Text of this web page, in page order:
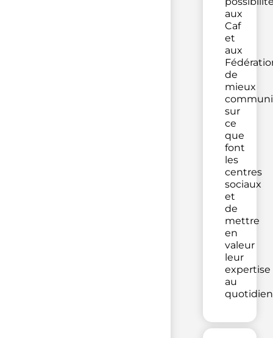
aux
Caf
et
aux
de
mieux
sur
ce
que
font
les
centres
sociaux
et
de
mettre
en
valeur
leur
expertise
au